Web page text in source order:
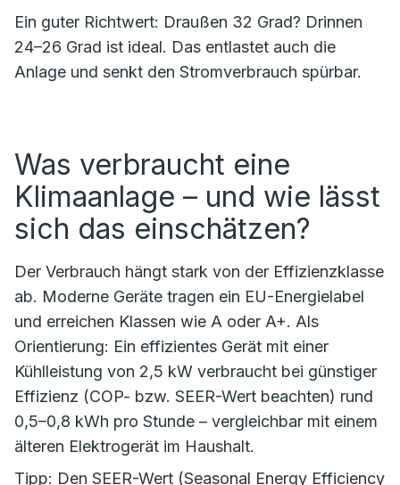
Ein guter Richtwert: Draußen 32 Grad? Drinnen
24–26 Grad ist ideal. Das entlastet auch die
Anlage und senkt den Stromverbrauch spürbar.
Was verbraucht eine
Klimaanlage – und wie lässt
sich das einschätzen?
Der Verbrauch hängt stark von der Effizienzklasse
ab. Moderne Geräte tragen ein EU-Energielabel
und erreichen Klassen wie A oder A+. Als
Orientierung: Ein effizientes Gerät mit einer
Kühlleistung von 2,5 kW verbraucht bei günstiger
Effizienz (COP- bzw. SEER-Wert beachten) rund
0,5–0,8 kWh pro Stunde – vergleichbar mit einem
älteren Elektrogerät im Haushalt.
Tipp: Den SEER-Wert (Seasonal Energy Efficiency